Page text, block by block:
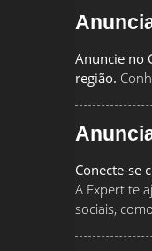
Anuncie no
região.
Conecte-se
A Expert te
sociais,